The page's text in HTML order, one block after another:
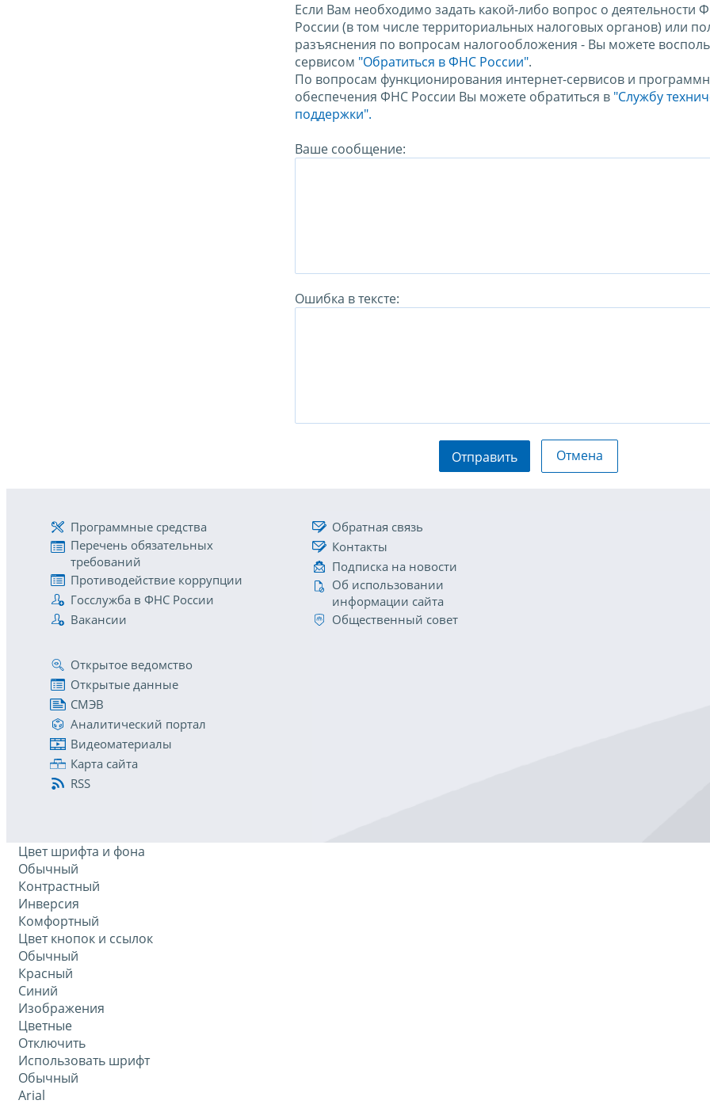
Если Вам необходимо задать какой-либо вопрос о деятельности
России (в том числе территориальных налоговых органов) или
разъяснения по вопросам налогообложения - Вы можете
сервисом "Обратиться в ФНС России".
По вопросам функционирования интернет-сервисов и
обеспечения ФНС России Вы можете обратиться в "Службу
поддержки".
Ваше сообщение:
Ошибка в тексте:
Отправить Отмена
Программные средства
Перечень обязательных
требований
Противодействие коррупции
Госслужба в ФНС России
Вакансии
Обратная связь
Контакты
Подписка на новости
Об использовании
информации сайта
Общественный совет
Открытое ведомство
Открытые данные
СМЭВ
Аналитический портал
Видеоматериалы
Карта сайта
RSS
Цвет шрифта и фона
Обычный
Контрастный
Инверсия
Комфортный
Цвет кнопок и ссылок
Обычный
Красный
Синий
Изображения
Цветные
Отключить
Использовать шрифт
Обычный
Arial